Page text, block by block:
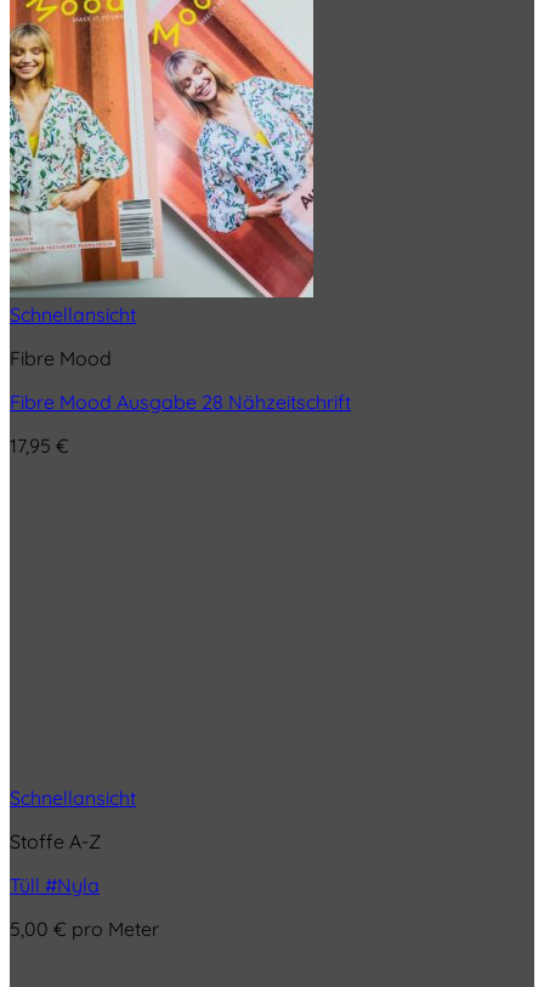
Schnellansicht
Fibre Mood
Fibre Mood Ausgabe 28 Nähzeitschrift
17,95 €
Schnellansicht
Stoffe A-Z
Tüll #Nyla
5,00 € pro Meter